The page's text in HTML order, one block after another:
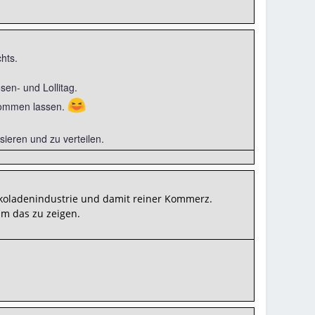
und Lollitag.
lassen. 😆
und zu verteilen.
und damit reiner Kommerz.
das zu zeigen.